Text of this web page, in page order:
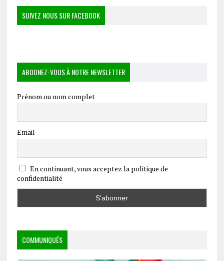
SUIVEZ NOUS SUR FACEBOOK
ABOONEZ-VOUS À NOTRE NEWSLETTER
Prénom ou nom complet
Email
En continuant, vous acceptez la politique de
confidentialité
COMMUNIQUÉS